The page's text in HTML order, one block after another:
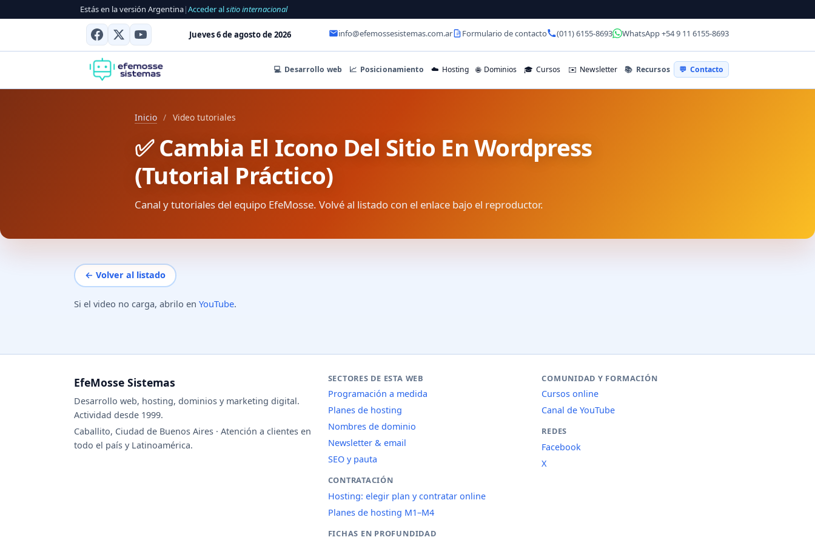
Estás en la versión Argentina|Acceder alsitio internacional
Jueves 6 de agosto de 2026 info@efemossesistemas.com.ar Formulario de contacto (011) 6155-8693 WhatsApp +54 9 11 6155-8693
💻 Desarrollo web 📈 Posicionamiento ☁️ Hosting 🌐 Dominios 🎓 Cursos ✉️ Newsletter 📚 Recursos 💬 Contacto
Inicio / Video tutoriales
✅ Cambia El Icono Del Sitio En Wordpress
(Tutorial Práctico)
Canal y tutoriales del equipo EfeMosse. Volvé al listado con el enlace bajo el reproductor.
← Volver al listado
Si el video no carga, abrilo en YouTube.
EfeMosse Sistemas
Desarrollo web, hosting, dominios y marketing digital.
Actividad desde 1999.
Caballito, Ciudad de Buenos Aires · Atención a clientes en
todo el país y Latinoamérica.
SECTORES DE ESTA WEB
Programación a medida
Planes de hosting
Nombres de dominio
Newsletter & email
SEO y pauta
CONTRATACIÓN
Hosting: elegir plan y contratar online
Planes de hosting M1–M4
FICHAS EN PROFUNDIDAD
COMUNIDAD Y FORMACIÓN
Cursos online
Canal de YouTube
REDES
Facebook
X